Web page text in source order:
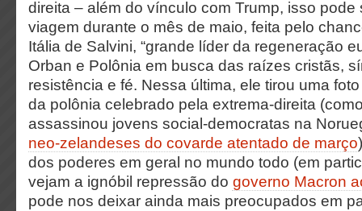
direita – além do vínculo com Trump, isso
viagem durante o mês de maio, feita pelo
Itália de Salvini, “grande líder da regeneração
Orban e Polônia em busca das raízes cristãs,
resistência e fé. Nessa última, ele tirou uma
da polônia celebrado pela extrema-direita
assassinou jovens social-democratas na
neo-zelandeses do covarde atentado de março
dos poderes em geral no mundo todo (em
vejam a ignóbil repressão do governo Macron
pode nos deixar ainda mais preocupados em